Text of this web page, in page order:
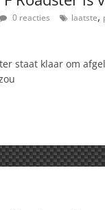
0 reacties laatste,
staat klaar om